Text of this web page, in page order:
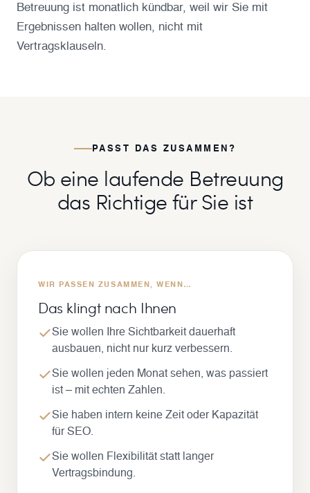
Betreuung ist monatlich kündbar, weil wir Sie mit
Ergebnissen halten wollen, nicht mit
Vertragsklauseln.
PASST DAS ZUSAMMEN?
Ob eine laufende Betreuung
das Richtige für Sie ist
WIR PASSEN ZUSAMMEN, WENN…
Das klingt nach Ihnen
Sie wollen Ihre Sichtbarkeit dauerhaft
ausbauen, nicht nur kurz verbessern.
Sie wollen jeden Monat sehen, was passiert
ist – mit echten Zahlen.
Sie haben intern keine Zeit oder Kapazität
für SEO.
Sie wollen Flexibilität statt langer
Vertragsbindung.